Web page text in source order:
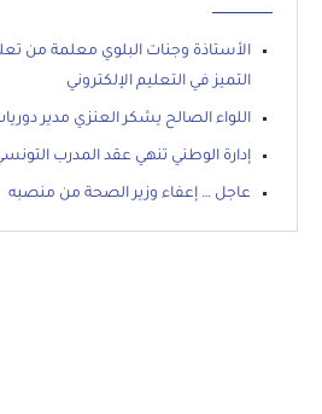
الأستاذة وجنات البلوي معلمة من
التميز في التعليم الإلكتروني
اللواء الصالح يشكر العنزي مدير
إدارة الوطني تنهي عقد المدرب
عاجل … إعفاء وزير الصحة من منصبه